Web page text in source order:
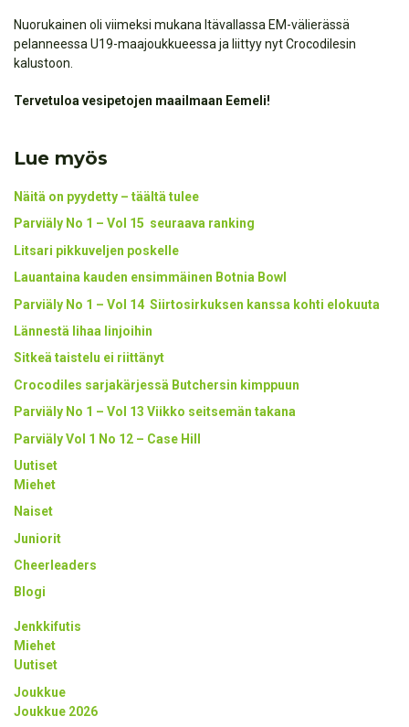
Nuorukainen oli viimeksi mukana Itävallassa EM-välierässä
pelanneessa U19-maajoukkueessa ja liittyy nyt Crocodilesin
kalustoon.
Tervetuloa vesipetojen maailmaan Eemeli!
Lue myös
Näitä on pyydetty – täältä tulee
Parviäly No 1 – Vol 15 seuraava ranking
Litsari pikkuveljen poskelle
Lauantaina kauden ensimmäinen Botnia Bowl
Parviäly No 1 – Vol 14 Siirtosirkuksen kanssa kohti elokuuta
Lännestä lihaa linjoihin
Sitkeä taistelu ei riittänyt
Crocodiles sarjakärjessä Butchersin kimppuun
Parviäly No 1 – Vol 13 Viikko seitsemän takana
Parviäly Vol 1 No 12 – Case Hill
Uutiset
Miehet
Naiset
Juniorit
Cheerleaders
Blogi
Jenkkifutis
Miehet
Uutiset
Joukkue
Joukkue 2026